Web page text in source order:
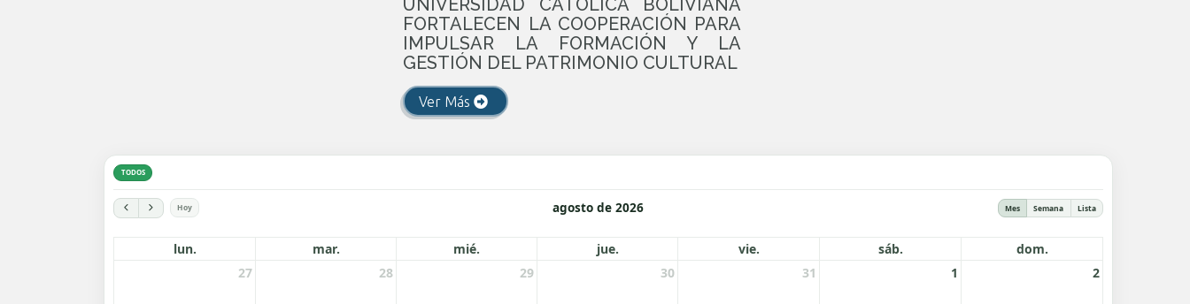
UNIVERSIDAD CATÓLICA BOLIVIANA
FORTALECEN LA COOPERACIÓN PARA
IMPULSAR LA FORMACIÓN Y LA
GESTIÓN DEL PATRIMONIO CULTURAL
Ver Más